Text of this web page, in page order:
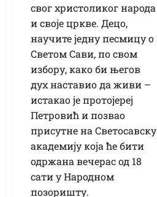
свог христоликог народа
и своје цркве. Децо,
научите једну песмицу о
Светом Сави, по свом
избору, како би његов
дух наставио да живи –
истакао је протојереј
Петровић и позвао
присутне на Светосавску
академију која ће бити
одржана вечерас од 18
сати у Народном
позоришту.